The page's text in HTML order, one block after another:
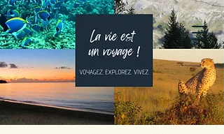
Julie Globetrotteuse
Carnets de Voyages &
Travel Planner